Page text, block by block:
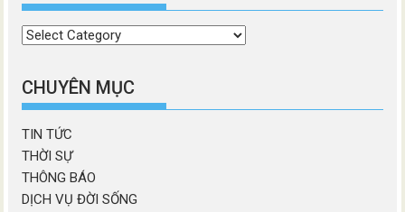
Chọn
mục
CHUYÊN MỤC
TIN TỨC
THỜI SỰ
THÔNG BÁO
DỊCH VỤ ĐỜI SỐNG